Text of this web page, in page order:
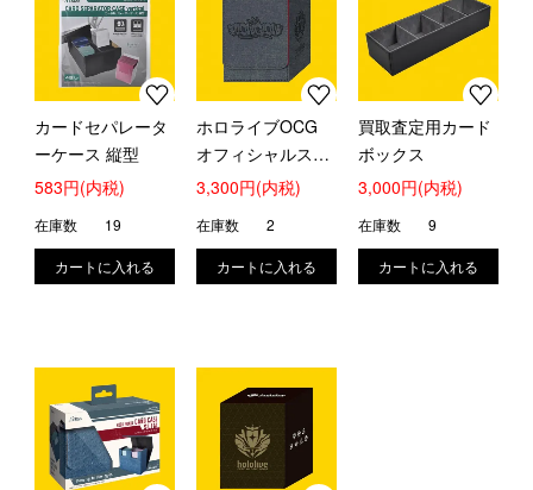
カードセパレータ
ーケース 縦型
583円(内税)
在庫数 19
ホロライブOCG
オフィシャルスペ
シャルホロカケー
GLOW』
3,300円(内税)
在庫数 2
買取査定用カード
ボックス
3,000円(内税)
在庫数 9